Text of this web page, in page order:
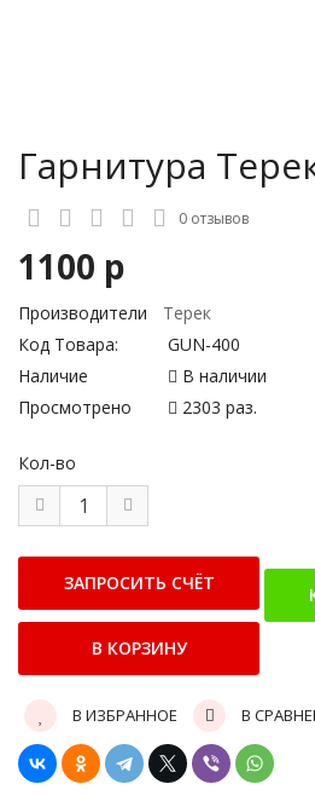
Гарнитура
0 отзывов
1100 р
Производители
Терек
Код Товара:
GUN-400
Наличие
В наличии
Просмотрено
2303 раз.
Кол-во
В ИЗБРАННОЕ В